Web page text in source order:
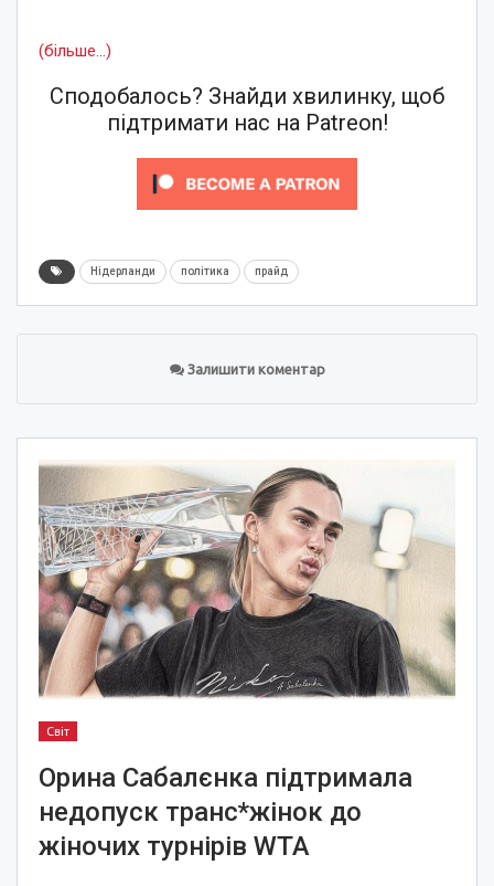
(більше…)
Сподобалось? Знайди хвилинку, щоб
підтримати нас на Patreon!
Нідерланди політика прайд
Залишити коментар
Світ
Орина Сабалєнка підтримала
недопуск транс*жінок до
жіночих турнірів WTA